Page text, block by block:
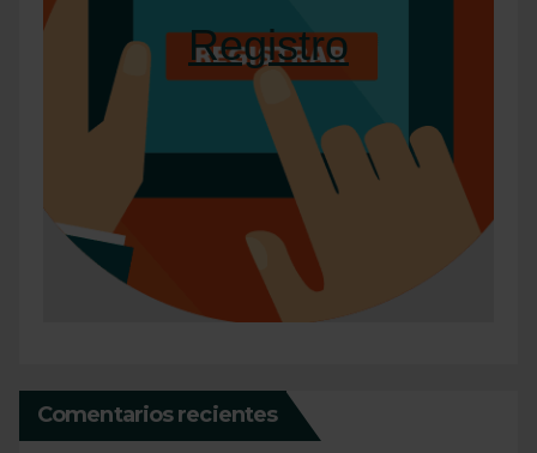
Registro
Comentarios recientes